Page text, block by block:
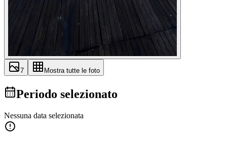
7 Mostra tutte le foto
Periodo selezionato
Nessuna data selezionata